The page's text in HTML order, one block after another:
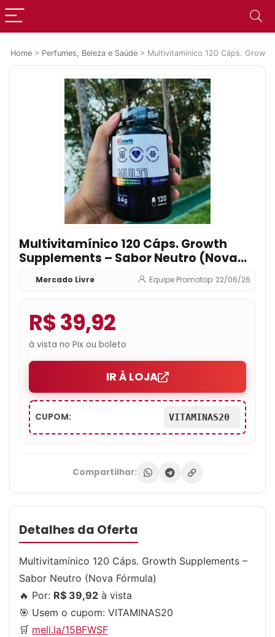
Home > Perfumes, Beleza e Saúde > Multivitamínico 120 Cáps.
Multivitamínico 120 Cáps. Growth
Supplements – Sabor Neutro (Nova
Mercado Livre Equipe Promotop•22/06/26
R$ 39,92
à vista no Pix ou boleto
IR À LOJA
CUPOM: VITAMINAS20
Compartilhar:
Detalhes da Oferta
Multivitamínico 120 Cáps. Growth Supplements –
Sabor Neutro (Nova Fórmula)
🔥 Por: R$ 39,92 à vista
🎯 Usem o cupom: VITAMINAS20
🛒 meli.la/15BFWSF